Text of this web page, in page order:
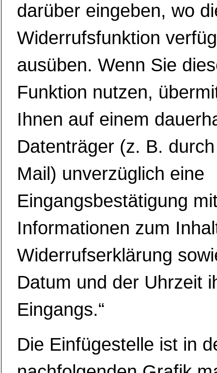
darüber eingeben, wo
Widerrufsfunktion
ausüben. Wenn Sie
Funktion nutzen,
Ihnen auf einem
Datenträger (z. B.
Mail) unverzüglich eine
Eingangsbestätigung
Informationen zum
Widerrufserklärung
Datum und der Uhrzeit
Eingangs.“
Die Einfügestelle ist in